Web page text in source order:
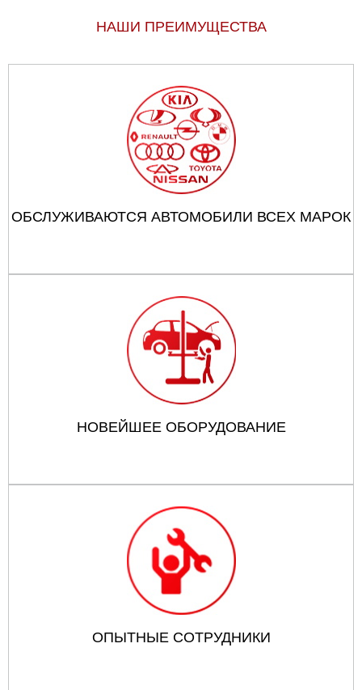
НАШИ ПРЕИМУЩЕСТВА
ОБСЛУЖИВАЮТСЯ АВТОМОБИЛИ ВСЕХ МАРОК
НОВЕЙШЕЕ ОБОРУДОВАНИЕ
ОПЫТНЫЕ СОТРУДНИКИ